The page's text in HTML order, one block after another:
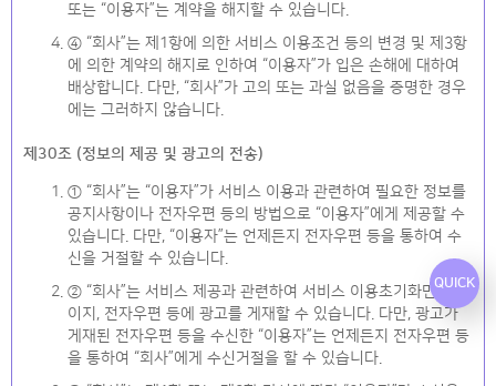
또는 “이용자”는 계약을 해지할 수 있습니다.
④ “회사”는 제1항에 의한 서비스 이용조건 등의 변경 및 제3항
에 의한 계약의 해지로 인하여 “이용자”가 입은 손해에 대하여
배상합니다. 다만, “회사”가 고의 또는 과실 없음을 증명한 경우
에는 그러하지 않습니다.
제30조 (정보의 제공 및 광고의 전송)
① “회사”는 “이용자”가 서비스 이용과 관련하여 필요한 정보를
공지사항이나 전자우편 등의 방법으로 “이용자”에게 제공할 수
있습니다. 다만, “이용자”는 언제든지 전자우편 등을 통하여 수
신을 거절할 수 있습니다.
② “회사”는 서비스 제공과 관련하여 서비스 이용초기화면, 홈페
이지, 전자우편 등에 광고를 게재할 수 있습니다. 다만, 광고가
게재된 전자우편 등을 수신한 “이용자”는 언제든지 전자우편 등
을 통하여 “회사”에게 수신거절을 할 수 있습니다.
QUICK